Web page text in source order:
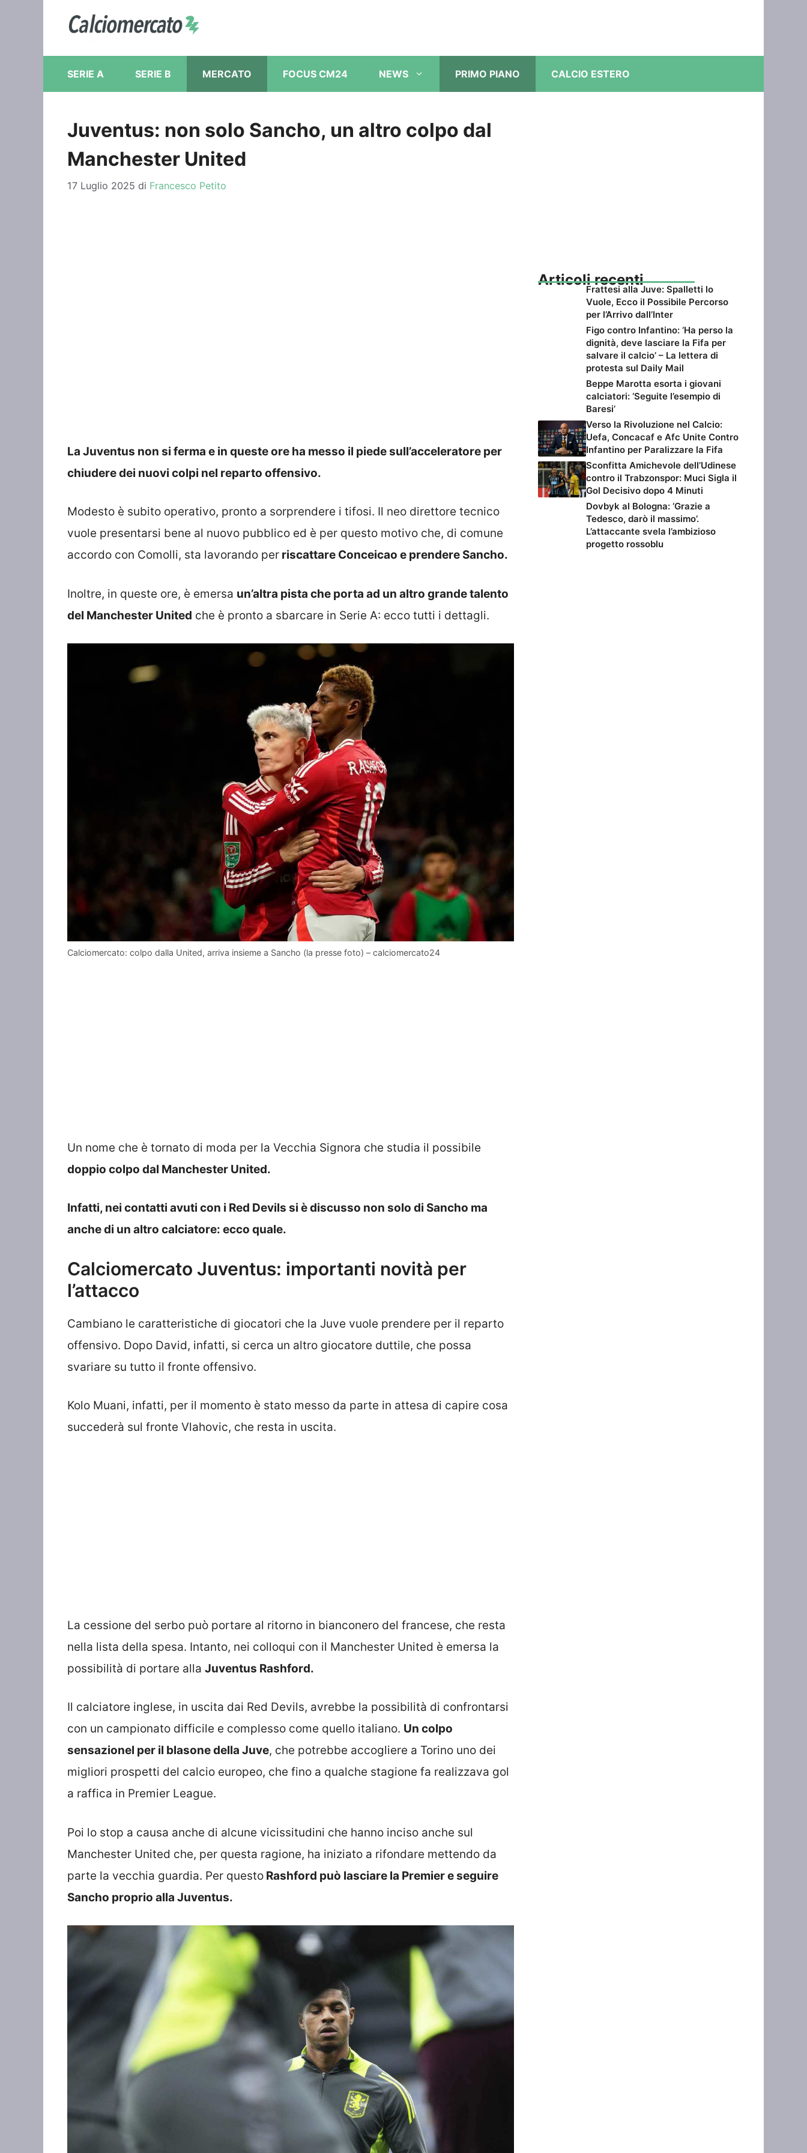
contenuto
SERIE A SERIE B MERCATO FOCUS CM24 NEWS PRIMO PIANO CALCIO ESTERO
Juventus: non solo Sancho, un altro colpo dal
Manchester United
17 Luglio 2025 di Francesco Petito
La Juventus non si ferma e in queste ore ha messo il piede sull’acceleratore per
chiudere dei nuovi colpi nel reparto offensivo.
Modesto è subito operativo, pronto a sorprendere i tifosi. Il neo direttore tecnico
vuole presentarsi bene al nuovo pubblico ed è per questo motivo che, di comune
accordo con Comolli, sta lavorando per riscattare Conceicao e prendere Sancho.
Inoltre, in queste ore, è emersa un’altra pista che porta ad un altro grande talento
del Manchester United che è pronto a sbarcare in Serie A: ecco tutti i dettagli.
Calciomercato: colpo dalla United, arriva insieme a Sancho (la presse foto) – calciomercato24
Un nome che è tornato di moda per la Vecchia Signora che studia il possibile
doppio colpo dal Manchester United.
Infatti, nei contatti avuti con i Red Devils si è discusso non solo di Sancho ma
anche di un altro calciatore: ecco quale.
Calciomercato Juventus: importanti novità per
l’attacco
Cambiano le caratteristiche di giocatori che la Juve vuole prendere per il reparto
offensivo. Dopo David, infatti, si cerca un altro giocatore duttile, che possa
svariare su tutto il fronte offensivo.
Kolo Muani, infatti, per il momento è stato messo da parte in attesa di capire cosa
succederà sul fronte Vlahovic, che resta in uscita.
La cessione del serbo può portare al ritorno in bianconero del francese, che resta
nella lista della spesa. Intanto, nei colloqui con il Manchester United è emersa la
possibilità di portare alla Juventus Rashford.
Il calciatore inglese, in uscita dai Red Devils, avrebbe la possibilità di confrontarsi
con un campionato difficile e complesso come quello italiano. Un colpo
sensazionel per il blasone della Juve, che potrebbe accogliere a Torino uno dei
migliori prospetti del calcio europeo, che fino a qualche stagione fa realizzava gol
a raffica in Premier League.
Poi lo stop a causa anche di alcune vicissitudini che hanno inciso anche sul
Manchester United che, per questa ragione, ha iniziato a rifondare mettendo da
parte la vecchia guardia. Per questo Rashford può lasciare la Premier e seguire
Sancho proprio alla Juventus.
Articoli recenti
Frattesi alla Juve: Spalletti lo
Vuole, Ecco il Possibile Percorso
per l’Arrivo dall’Inter
Figo contro Infantino: ‘Ha perso la
dignità, deve lasciare la Fifa per
salvare il calcio’ – La lettera di
protesta sul Daily Mail
Beppe Marotta esorta i giovani
calciatori: ‘Seguite l’esempio di
Baresi’
Verso la Rivoluzione nel Calcio:
Uefa, Concacaf e Afc Unite Contro
Infantino per Paralizzare la Fifa
Sconfitta Amichevole dell’Udinese
contro il Trabzonspor: Muci Sigla il
Gol Decisivo dopo 4 Minuti
Dovbyk al Bologna: ‘Grazie a
Tedesco, darò il massimo’.
L’attaccante svela l’ambizioso
progetto rossoblu